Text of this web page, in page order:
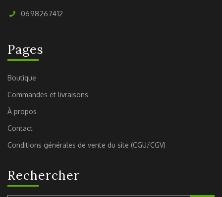
0698267412
Pages
Boutique
Commandes et livraisons
À propos
Contact
Conditions générales de vente du site (CGU/CGV)
Rechercher